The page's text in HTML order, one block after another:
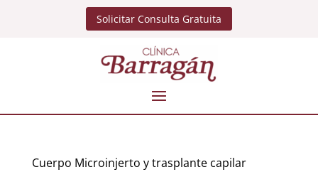
Solicitar Consulta Gratuita
Cuerpo Microinjerto y trasplante capilar